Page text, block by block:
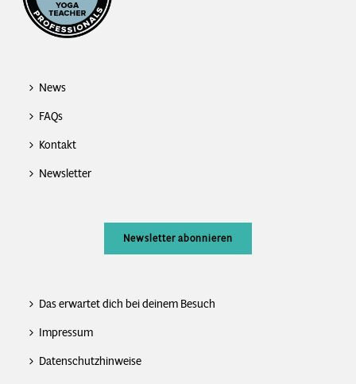
News
FAQs
Kontakt
Newsletter
Newsletter abonnieren
Das erwartet dich bei deinem Besuch
Impressum
Datenschutzhinweise